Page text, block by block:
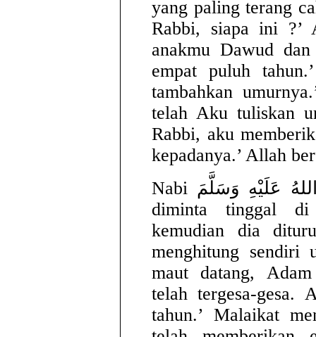
yang paling terang
Rabbi, siapa ini ?’
anakmu Dawud
empat puluh
tambahkan
telah Aku tuliskan
Rabbi, aku
kepadanya.’ Allah
Nabi صَلَّى اللهُ عَلَيْهِ وَسَلَّمَ bersada, “Lalu Adam
diminta tinggal di
kemudian dia
menghitung sendiri
maut datang,
telah tergesa-gesa.
tahun.’ Malaikat